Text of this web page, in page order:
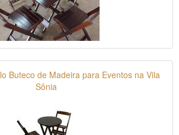
Buteco de Madeira para Eventos na Vila
Sônia